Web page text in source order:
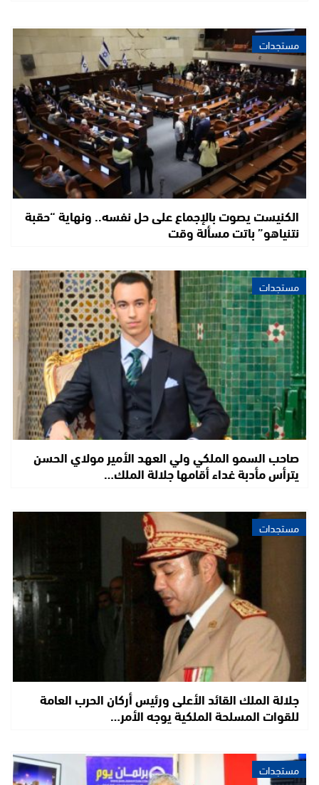
مستجدات
الكنيست يصوت بالإجماع على حل نفسه.. ونهاية “حقبة
نتنياهو” باتت مسألة وقت
مستجدات
صاحب السمو الملكي ولي العهد الأمير مولاي الحسن
يترأس مأدبة غداء أقامها جلالة الملك…
مستجدات
جلالة الملك القائد الأعلى ورئيس أركان الحرب العامة
للقوات المسلحة الملكية يوجه الأمر…
مستجدات